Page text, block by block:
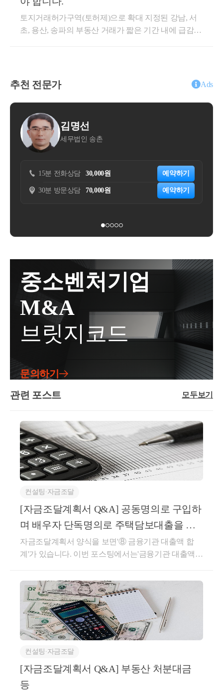
주의 주택담보대출(주담대) 한도는 6.6%~14.6% 감소
할 것으로 예상됩니다.소유주택의 지역과 무관하게 1
던 전세대출도 DSR이 적용됩니다. 즉 소득 대비 부채
보입니다.구체적인 세제 개편은 아직 나오지 않았지
만, 보유세(종부세, 재산세), 거래세(취득세, 양도세 등)
에 개정이 이루어질 것으로 예상됩니다.☞ 보유세인종
관련 중과가 예상됩니다.☞ 현재 유보중인 양도소득세
중과세 관련 규정의 적용기한의 종료가 예상됩니다.☞
내년 지방선거가 예정되어 있고, 가장 중요한 종부세
대출 용도외 유용 실태 전수조사· 국세청 초고가주택(3
0억 초과) 취득거래, 고가 아파트 증여거래 전수 조사·
부동산 탈세 신고센터 운영· 경찰청 부동산 범죄 특별
단속 착수☞ 국토부가 자금조달계획서 및 증빙자료를
국세청에실시간 공유하게 됩니다. (2025.12 ~)☞부동산
거래 감독기구가 설치됩니다.☞ 탈세신고센터 운영에
따라 자금출처조사 외에도 고강도 세무조사가 이루어
지게 됩니다.☞ 결국 금융기관 자금조달 외에도가족
간 증여 및 차입에 대한 조사가 훨씬 빈번해질 것입니
다.분명 이번 10.15 대책이 끝이 아닐겁니다.점진적으
로 규제가 강화되기 보다는 6.27 1차 부동산 대책 이후
급격하게 규제가 쏟아져 나오고 있습니다. 이번 대책
더 강력한 규제가 이루어질 것이 분명합니다.종전 9.7
대책을 통해 토지거래허가구역 지정권자를 국토부장
관까지 확대하였습니다. 즉 다음 대책이 나온다면토지
거래허가구역을 추가 지정할 가능성이 높다고 생각됩
니다.큰 대책 발표 전, 이번 규제지역 지정에서 제외된
경기도 구리시, 동탄, 안양 만안구, 수원 권선구, 용인
기흥구, 군포 산본 등 역시 언제든 풍선효과가 나타난
다면 조정대상지역으로 고시될 가능성도 충분하고요.
앞으로 어떻게 해야할까요?이제 고가주택은 현금이
없으면 살 수가 없습니다.예를들어 25억 주택을 구입
한다면 토지거래허가구역 내에서 갭투자가 불가하니,
주택담보대출을 받아야 할 것입니다.그러나 주택담보
금 등을 고려하였을 때 25억 주택을 사기 위해서는 25
억의 현금을 갖고 있어야 합니다.그럼, 대출 한도가 6
억 그대로인 15억 원 이하 주택의 경우는 어떨까요?경
기도 하남에 10억 주택을 구입하려는 신혼부부 A, B의
경우 저번 달까지는 4억 원 현금을 가지고 6억 원 대출
원 주택을 구입하려면 LTV 40%를 고려할 때 6억 원 현
금을 가지고 4억 원 대출을 받아 구입해야 합니다. 이
렇듯 생애최초주택 구입, 갈아타기를 계획하고 있던
는 다음에 대해 정리하여 자금출처소명 전문 세무사가
직접 말씀드리려 합니다.국세청 AI 세무조사 도입의
실제 내용무엇이 과장되고, 무엇이 실제 리스크인지세
조사 선별 작업에 AI 시스템을 도입한다고 밝혔습니
기법을 개인에게도 확대하겠다는 것입니다.그럼 AI가
직접 조사하나요? 아닙니다.AI는 사람이 대신 하던 ‘이
상 징후 탐지’를 빠르게 분석해 ‘조사가 필요할 수 있는
사 대상자를 추천하는 필터일 뿐이고, 최종적으로 조
사를 착수할지는 여전히 세무공무원이 판단합니다.AI
가 보는 데이터는 어떤 건가요?단순한 거래도 ‘반복
적 소비FIU 보고자료: CTR (1천만 원 이상 현금 거래
자동 보고), STR (은행 직원이 ‘이상하다’고 판단한 수
상 거래 수동 보고)외부 기관 자료 연계: 금융정보, 부
동산 실거래 신고 정보, 가상자산 거래 정보 등소득 대
비 과도한 소비 패턴: 신고소득 2천만 원인데 연간 소
비 1억?이 모든 정보는 이미 국세청이 갖고 있는 데이
터를 바탕으로 AI가 ‘의심되는 패턴’을 자동 감지하는
방식입니다.핵심을 &lt;표&gt;로 요약하면 다음과 같습
니다.항목사실 여부요약 설명AI가 전 국민 계좌를 실
시간 감시한다❌ 허위개인정보보호법 및 국세기본법
상 불가. 대부분 조사에서 계좌 조회는 착수 이후만 가
사를 직접 진행한다❌ 허위조사 대상자 '선정'만 보조.
실제 조사는 세무공무원이 수행증여나 상속세 조사까
지 AI가 자동으로 한다❌ 시기상조현재는 사업자 대상
세무조사에 한정.개인 재산세 분야는 미도입 상태전
국민이 조사 대상이 될 수 있다❌ 기우2023년 기준 개
인사업자 0.02%만 비정기 세무조사 대상그럼에도 이
런 경우는 실제로 위험할 수 있습니다.말씀드렸듯이
액보다 ‘패턴’과 ‘의도’가 중요합니다. AI 세무조사 시
스템은 ‘거래 건수’보다‘행위의 반복성과 구조’를 봅니
다.특히 아래와 같은 유형은 지금처럼 앞으로도 실제
요소신고소득 없이 고가 부동산 취득자금출처조사 대
상 (PCI 분석 대상)가족 간 반복적 동일금액 송금증여
또는 우회 지출 가능성현금 인출 → 가족계좌 입금고
의 은닉 의심 가능자산 취득에 부부 공동명의일방의
소득/자금 부족 시 증여 추정 가능예를들어 [어머니가
매달 300만 원씩 현금 인출 → 딸 계좌에 비슷한 금액
이체 → 그 돈으로 신혼집 계약금 납부] 이런 구조가 드
러나면 증여 추정이 가능합니다.하지만 케이스에 따라
실제 증여가 아님을 증빙할 수 있는 소명자료(차용증,
원리금 상환 내역 등)만 충분하다면 문제되지 않습니
토지거래허가구역(토허제)으로 확대 지정된 강남, 서
초, 용산, 송파의 부동산 거래가 짧은 기간 내에 급감했
많았습니다.다만, 이번 구단위 지정으로 인하여 강남,
서초, 용산 및 송파구의 실거주수요가 많은 매물 역시
타격을 받게 되었습니다.토지거래허가구역이 지정되
어 매물이 감소하며, 가족 간 거래에 대해 고민하시는
경우가 많습니다.토지거래허가구역 확대지정의 개요
토지거래허가구역 확대지정에 따른 구체적인 개요는
아래와 같습니다.대상지역 : 강남3구(강남, 서초,송파),
용산구 전역적용대상 : 대상지역 내 유상거래 계약적
용배경 : 소위 잠삼대청(잠실, 삼성, 대치, 청담동)의 토
지거래허가구역 해제 이후 집값이 급등하였기에 이러
자 대출 중단을 통해 실거주 수요 보호해당지역 내유
하는 계약을 진행할 경우 토지거래계약에 대한 허가를
받아야 합니다.즉, 제 3자를 통한 일반적인 매매계약은
모두 허가 대상이 되는 것이고, 가족 등 특수관계인 간
거래를 진행할 경우에도 저가양도 등 유상거래는 토지
거래허가 대상이 되는 것입니다.다만, 무상거래인 증
여의 경우에는 허가가 필요하지 않습니다. 이는 별도
의 대가를 주고받는 것이 아닌 재산 이전이기 때문입
니다.토지거래허가 신청 시주의할 사항토지거래허가
구역 지정의 주요 배경에서 알 수 있듯이, 허가 신청 시
가장 중요한 사항은실거주 목적을 밝히는 것입니다.
즉, 주택을 실거주 목적으로 취득한다면 허가를 받을
입하는 경우 실거주 목적을 밝히기 어려워 토지거래허
가를 받기 어렵습니다.특히 다주택자의 경우에는 기존
주택의 매매 또는 임대 계획 등을 제출하여 구매대상
주택에 실거주할 것임을 증명해야 합니다.만약 제3자
간 거래가 아닌, 특수관계인 간 저가양도를 통해 부동
산을 취득하는 경우라도, 실거주 목적을 밝힌다면 토
주의해야 하는 이유부담부증여는 거래대상 주택에 담
보된 채무와 함께 해당 주택의 명의를 이전하는 거래
방식입니다. 이 때 채무부분은 유상, 그 외 부분은 무상
으로 이전된 것으로 봅니다.이 경우 채무부분에 대해
따라서 이를 활용하여 분산된 과세표준에 따라 누진세
율 부담을 줄이거나, 양도소득세 비과세를 활용하여
절세가 가능하기에 특수관계인 거래 시 절세방안으로
활용되는 경우가 많습니다.중요한 사항은 부담부증여
계약에는유상부분이 포함되기에 토지거래허가대상에
해당한다는 것입니다. 즉, 부담부증여 계약을 실행하
려면 우선적으로 토지거래허가를 받을 수 있는 지에
무는 주택담보대출 또는 임대차계약에 따른 보증금입
추천 전문가 Ads
명선
무법인 송촌
30,000원 예약하기
70,000원 예약하기
15분 전화상담
30분 방문상담
중소벤처기업
M&A
브릿지코드
문의하기
관련 포스트
모두보기
컨설팅∙자금조달
[자금조달계획서 Q&A] 공동명의로 구입하
며 배우자 단독명의로 주택담보대출을 실
행하는 경우?
자금조달계획서 양식을 보면'⑧ 금융기관 대출액 합
계'가 있습니다. 이번 포스팅에서는'금융기관 대출액
대해 답변을 드리려 합니다.일반적으로 주택을 구입하
며, 주택담보대출을 받거나 세입자를 끼고 구매하는
경우가 많습니다. 만약 자기자금이 부족하여 자금조달
계획서에 은행 대출을 기재한 후, 주택담보대출을 실
행하려는 경우 ⑧의 금융기관 대출액 합계에 주택담보
대출 실행액을 기재해야 합니다.자금조달계획서 제출
당시에실행되지 않은 대출을 어떻게 기재할까?자금조
달계획서 제출시점에 보통 주택담보대출을 신청하지
을 실행하고 잔금을 납부하는 것이 일반적이기 때문입
컨설팅∙자금조달
[자금조달계획서 Q&A] 부동산 처분대금
등